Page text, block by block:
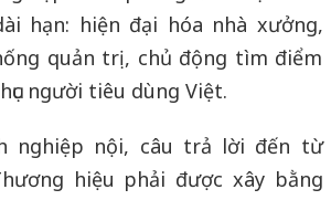
hạn: hiện đại hóa nhà xưởng,
quản trị, chủ động tìm điểm
người tiêu dùng Việt.
nghiệp nội, câu trả lời đến từ
hiệu phải được xây bằng